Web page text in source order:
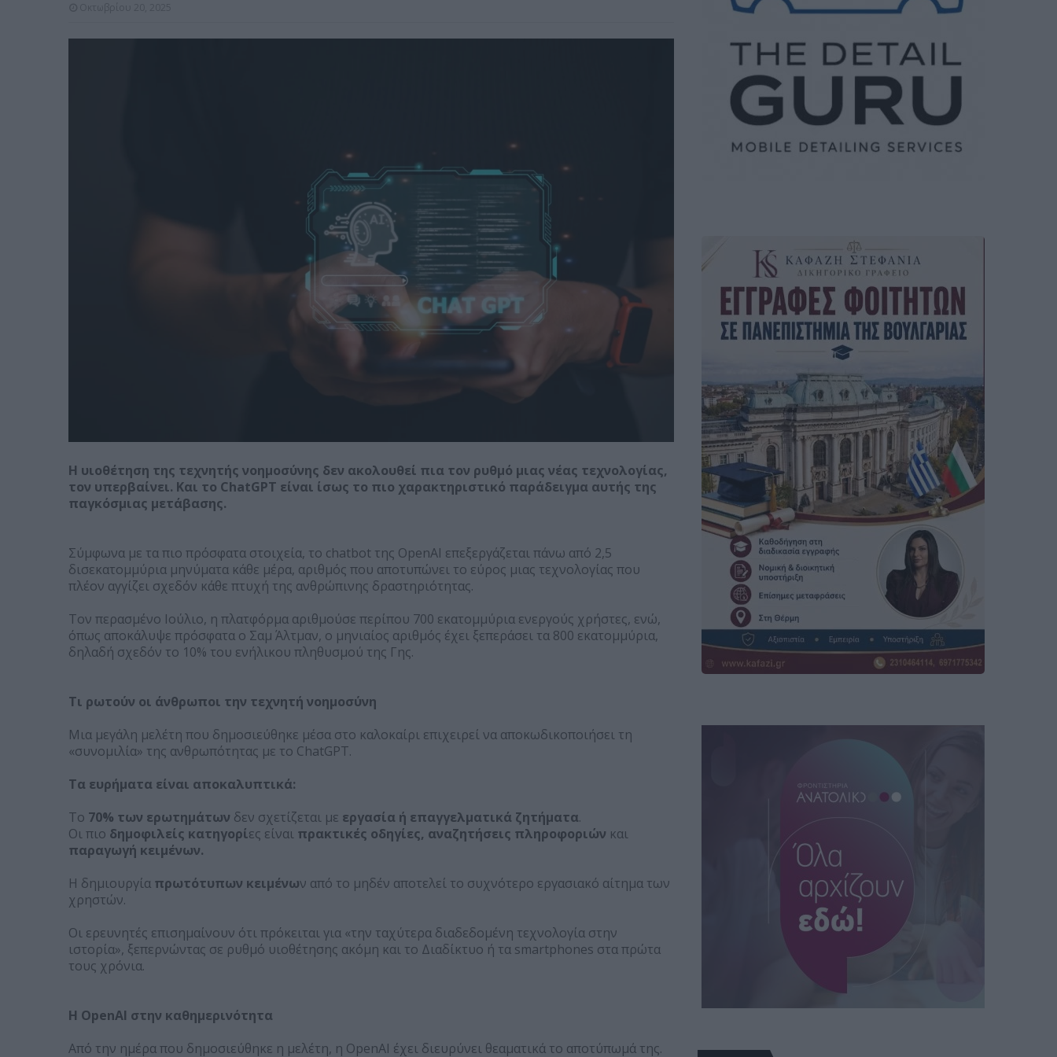
Η υιοθέτηση της τεχνητής νοημοσύνης δεν ακολουθεί πια τον ρυθμό μιας νέας τεχνολογίας,
τον υπερβαίνει. Και το ChatGPT είναι ίσως το πιο χαρακτηριστικό παράδειγμα αυτής της
παγκόσμιας μετάβασης.
Σύμφωνα με τα πιο πρόσφατα στοιχεία, το chatbot της OpenAI επεξεργάζεται πάνω από 2,5
δισεκατομμύρια μηνύματα κάθε μέρα, αριθμός που αποτυπώνει το εύρος μιας τεχνολογίας που
πλέον αγγίζει σχεδόν κάθε πτυχή της ανθρώπινης δραστηριότητας.
Τον περασμένο Ιούλιο, η πλατφόρμα αριθμούσε περίπου 700 εκατομμύρια ενεργούς χρήστες, ενώ,
όπως αποκάλυψε πρόσφατα ο Σαμ Άλτμαν, ο μηνιαίος αριθμός έχει ξεπεράσει τα 800 εκατομμύρια,
δηλαδή σχεδόν το 10% του ενήλικου πληθυσμού της Γης.
Τι ρωτούν οι άνθρωποι την τεχνητή νοημοσύνη
Μια μεγάλη μελέτη που δημοσιεύθηκε μέσα στο καλοκαίρι επιχειρεί να αποκωδικοποιήσει τη
«συνομιλία» της ανθρωπότητας με το ChatGPT.
Τα ευρήματα είναι αποκαλυπτικά:
Το 70% των ερωτημάτων δεν σχετίζεται με εργασία ή επαγγελματικά ζητήματα.
Οι πιο δημοφιλείς κατηγορίες είναι πρακτικές οδηγίες, αναζητήσεις πληροφοριών και
παραγωγή κειμένων.
Η δημιουργία πρωτότυπων κειμένων από το μηδέν αποτελεί το συχνότερο εργασιακό αίτημα των
χρηστών.
Οι ερευνητές επισημαίνουν ότι πρόκειται για «την ταχύτερα διαδεδομένη τεχνολογία στην
ιστορία», ξεπερνώντας σε ρυθμό υιοθέτησης ακόμη και το Διαδίκτυο ή τα smartphones στα πρώτα
τους χρόνια.
Η OpenAI στην καθημερινότητα
Από την ημέρα που δημοσιεύθηκε η μελέτη, η OpenAI έχει διευρύνει θεαματικά το αποτύπωμά της.